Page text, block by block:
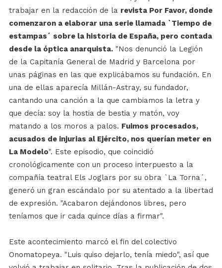
trabajar en la redacción de la revista Por Favor, donde
comenzaron a elaborar una serie llamada `Tiempo de
estampas´ sobre la historia de España, pero contada
desde la óptica anarquista."Nos denunció la Legión
de la Capitanía General de Madrid y Barcelona por
unas páginas en las que explicábamos su fundación. En
una de ellas aparecía Millán-Astray, su fundador,
cantando una canción a la que cambiamos la letra y
que decía: soy la hostia de bestia y matón, voy
matando a los moros a palos. Fuimos procesados,
acusados de injurias al Ejército, nos querían meter en
La Modelo". Este episodio, que coincidió
cronológicamente con un proceso interpuesto a la
compañía teatral Els Joglars por su obra `La Torna´,
generó un gran escándalo por su atentado a la libertad
de expresión. "Acabaron dejándonos libres, pero
teníamos que ir cada quince días a firmar".
Este acontecimiento marcó el fin del colectivo
Onomatopeya. "Luis quiso dejarlo, tenía miedo", así que